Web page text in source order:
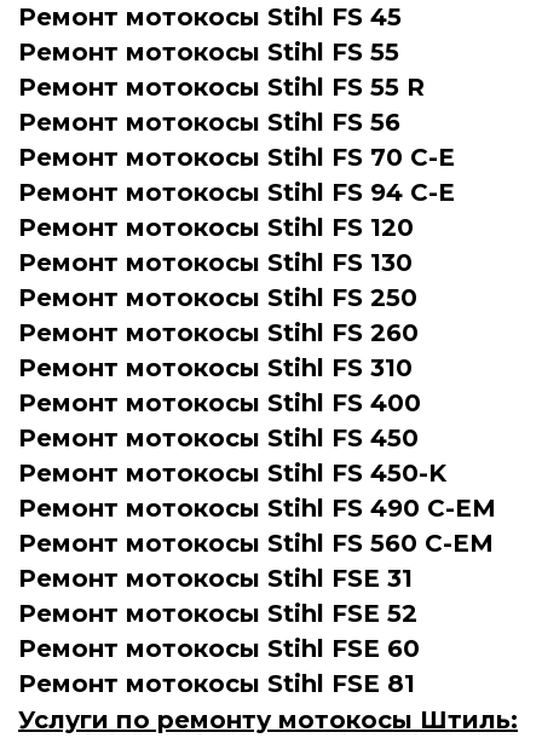
Ремонт мотокосы Stihl FS 45
Ремонт мотокосы Stihl FS 55
Ремонт мотокосы Stihl FS 55 R
Ремонт мотокосы Stihl FS 56
Ремонт мотокосы Stihl FS 70 C-E
Ремонт мотокосы Stihl FS 94 C-E
Ремонт мотокосы Stihl FS 120
Ремонт мотокосы Stihl FS 130
Ремонт мотокосы Stihl FS 250
Ремонт мотокосы Stihl FS 260
Ремонт мотокосы Stihl FS 310
Ремонт мотокосы Stihl FS 400
Ремонт мотокосы Stihl FS 450
Ремонт мотокосы Stihl FS 450-K
Ремонт мотокосы Stihl FS 490 C-EM
Ремонт мотокосы Stihl FS 560 C-EM
Ремонт мотокосы Stihl FSE 31
Ремонт мотокосы Stihl FSE 52
Ремонт мотокосы Stihl FSE 60
Ремонт мотокосы Stihl FSE 81
Услуги по ремонту мотокосы Штиль: